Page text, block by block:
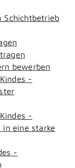
Schichtbetrieb
bewerben
-
-
in eine starke
-